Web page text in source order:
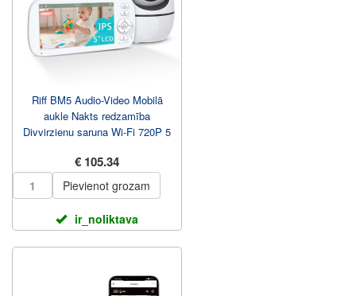
Riff BM5 Audio-Video Mobilā
aukle Nakts redzamība
Divvirzienu saruna Wi-Fi 720P 5
€ 105.34
Pievienot grozam
ir_noliktava